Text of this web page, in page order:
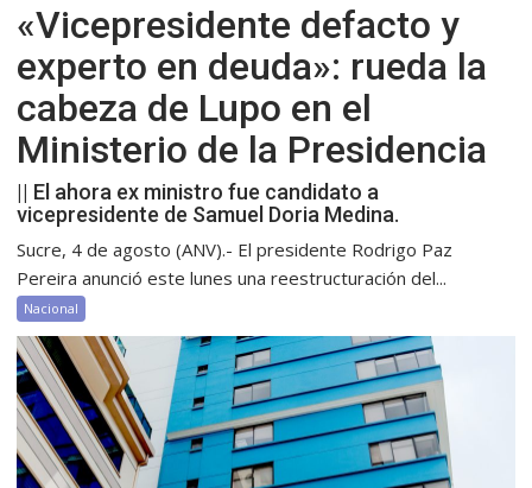
«Vicepresidente defacto y
experto en deuda»: rueda la
cabeza de Lupo en el
Ministerio de la Presidencia
|| El ahora ex ministro fue candidato a
vicepresidente de Samuel Doria Medina.
Sucre, 4 de agosto (ANV).- El presidente Rodrigo Paz
Pereira anunció este lunes una reestructuración del...
Nacional